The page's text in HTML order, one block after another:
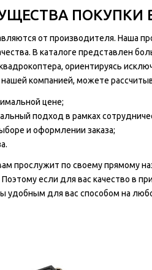
от производителя. Наша
В каталоге представлен
ориентируясь
компанией, можете
цене;
подход в рамках
и оформлении заказа;
прослужит по своему прямому
если для вас качество в
для вас способом на